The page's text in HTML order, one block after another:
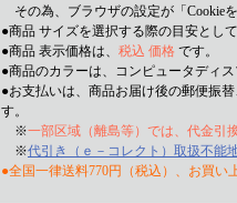
その為、ブラウザの設定が「Cookie
●商品 サイズを選択する際の目安として
●商品 表示価格は、 税込 価格 です。
●商品のカラーは、コンピュータディ
●お支払いは、商品お届け後の郵便振
す。
※一部区域（離島等）では、代金引
※代引き（ｅ－コレクト）取扱不能
●全国一律送料770円（税込）、お買い